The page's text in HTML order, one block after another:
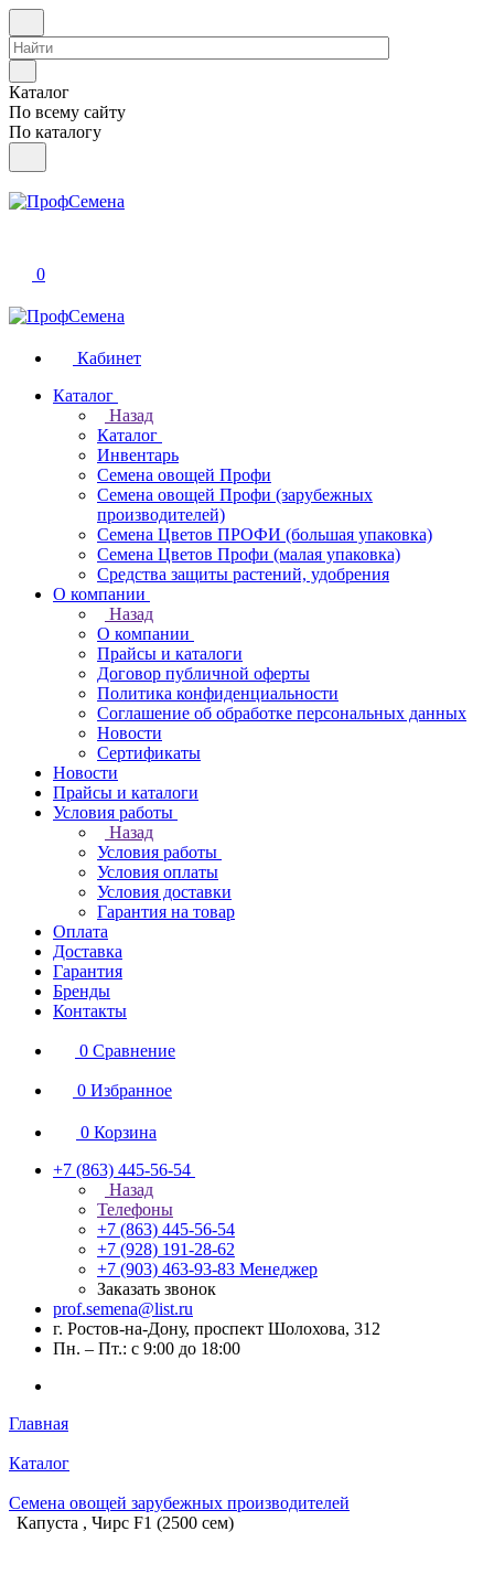
Каталог
По всему сайту
По каталогу
0
Кабинет
Каталог
Назад
Каталог
Инвентарь
Семена овощей Профи
Семена овощей Профи (зарубежных
производителей)
Семена Цветов ПРОФИ (большая упаковка)
Семена Цветов Профи (малая упаковка)
Средства защиты растений, удобрения
О компании
Назад
О компании
Прайсы и каталоги
Договор публичной оферты
Политика конфиденциальности
Соглашение об обработке персональных данных
Новости
Сертификаты
Новости
Прайсы и каталоги
Условия работы
Назад
Условия работы
Условия оплаты
Условия доставки
Гарантия на товар
Оплата
Доставка
Гарантия
Бренды
Контакты
0 Сравнение
0 Избранное
0 Корзина
+7 (863) 445-56-54
Назад
Телефоны
+7 (863) 445-56-54
+7 (928) 191-28-62
+7 (903) 463-93-83 Менеджер
Заказать звонок
prof.semena@list.ru
г. Ростов-на-Дону, проспект Шолохова, 312
Пн. – Пт.: с 9:00 до 18:00
Главная
Каталог
Семена овощей зарубежных производителей
Капуста , Чирс F1 (2500 сем)